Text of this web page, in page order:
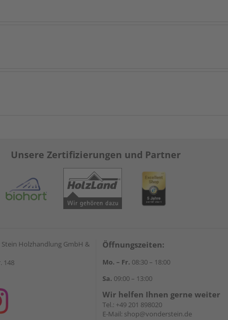
Unsere Zertifizierungen und Partner
Holzhandlung GmbH &
148
Öffnungszeiten:
Mo. – Fr. 08:30 – 18:00
Sa. 09:00 – 13:00
Wir helfen Ihnen gerne weiter
Tel.: +49 201 898020
E-Mail: shop@vonderstein.de